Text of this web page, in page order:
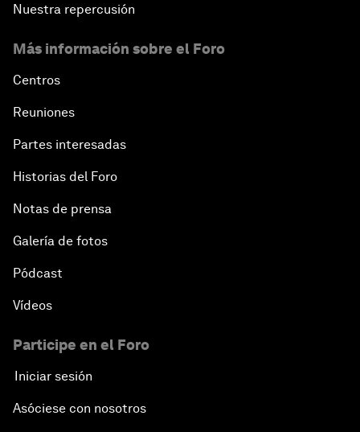
Nuestra repercusión
Más información sobre el Foro
Centros
Reuniones
Partes interesadas
Historias del Foro
Notas de prensa
Galería de fotos
Pódcast
Vídeos
Participe en el Foro
Iniciar sesión
Asóciese con nosotros